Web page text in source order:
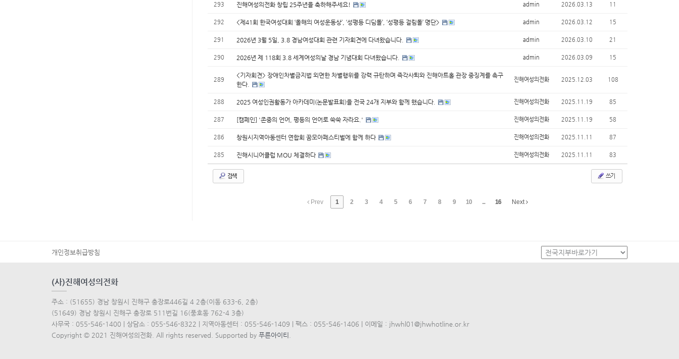
293 진해여성의전화 창립 25주년을 축하해주세요! admin 2026.03.13 11
292 <제41회 한국여성대회 ‘올해의 여성운동상’, ‘성평등 디딤돌’, ‘성평등 걸림돌’ 명단> admin 2026.03.12 15
291 2026년 3월 5일, 3.8 경남여성대회 관련 기자회견에 다녀왔습니다. admin 2026.03.10 21
290 2026년 제 118회 3.8 세계여성의날 경남 기념대회 다녀왔습니다. admin 2026.03.09 15
289
<기자회견> 장애인차별금지법 외면한 차별행위를 강력 규탄하며 즉각사퇴와 진해아트홀 관장 중징계를 촉구
한다.
진해여성의전화 2025.12.03 108
288 2025 여성인권활동가 아카데미(논문발표회)을 전국 24개 지부와 함께 했습니다. 진해여성의전화 2025.11.19 85
287 [캠페인] '존중의 언어, 평등의 언어로 쑥쑥 자라요.' 진해여성의전화 2025.11.19 58
286 창원시지역아동센터 연합회 꿈모아페스티벌에 함께 하다 진해여성의전화 2025.11.11 87
285 진해시니어클럽 MOU 체결하다 진해여성의전화 2025.11.11 83
검색 쓰기
Prev 1 2 3 4 5 6 7 8 9 10 ... 16 Next
개인정보취급방침
(사)진해여성의전화
주소 : (51655) 경남 창원시 진해구 충장로446길 4 2층(이동 633-6, 2층)
(51649) 경남 창원시 진해구 충장로 511번길 16(풍호동 762-4 3층)
사무국 : 055-546-1400 | 상담소 : 055-546-8322 | 지역아동센터 : 055-546-1409 | 팩스 : 055-546-1406 | 이메일 : jhwhl01@jhwhotline.or.kr
Copyright © 2021 진해여성의전화. All rights reserved. Supported by 푸른아이티